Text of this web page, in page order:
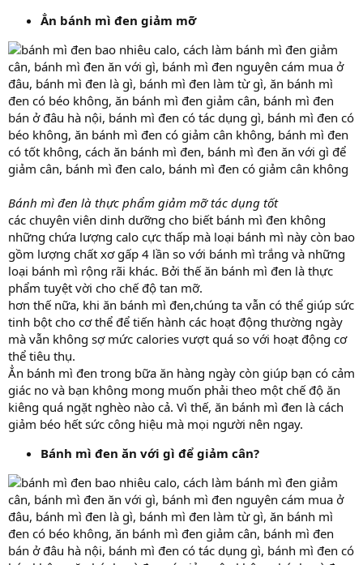
Ẳn bánh mì đen giảm mỡ
Bánh mì đen là thực phẩm giảm mỡ tác dụng tốt
các chuyên viên dinh dưỡng cho biết bánh mì đen không
những chứa lượng calo cực thấp mà loại bánh mì này còn bao
gồm lượng chất xơ gấp 4 lần so với bánh mì trắng và những
loại bánh mì rộng rãi khác. Bởi thế ăn bánh mì đen là thực
phẩm tuyệt vời cho chế độ tan mỡ.
hơn thế nữa, khi ăn bánh mì đen,chúng ta vẫn có thể giúp sức
tinh bột cho cơ thể để tiến hành các hoạt động thường ngày
mà vẫn không sợ mức calories vượt quá so với hoạt động cơ
thể tiêu thụ.
Ẳn bánh mì đen trong bữa ăn hàng ngày còn giúp bạn có cảm
giác no và bạn không mong muốn phải theo một chế độ ăn
kiêng quá ngặt nghèo nào cả. Vì thế, ăn bánh mì đen là cách
giảm béo hết sức công hiệu mà mọi người nên ngay.
Bánh mì đen ăn với gì để giảm cân?